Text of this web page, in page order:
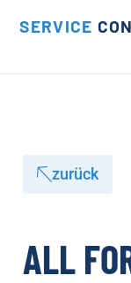
SERVICE
zurück
ALL